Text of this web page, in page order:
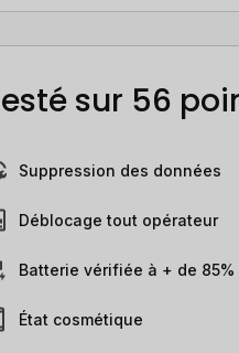
sur 56
Suppression des données
Déblocage tout opérateur
Batterie vérifiée à + de 85%
État cosmétique